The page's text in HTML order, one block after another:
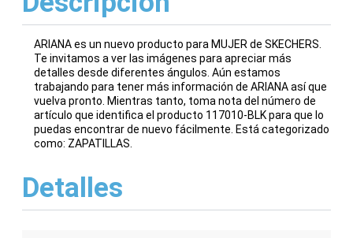
ARIANA es un nuevo producto para MUJER de SKECHERS.
Te invitamos a ver las imágenes para apreciar más
detalles desde diferentes ángulos. Aún estamos
trabajando para tener más información de ARIANA así que
vuelva pronto. Mientras tanto, toma nota del número de
artículo que identifica el producto 117010-BLK para que lo
puedas encontrar de nuevo fácilmente. Está categorizado
como: ZAPATILLAS.
Detalles